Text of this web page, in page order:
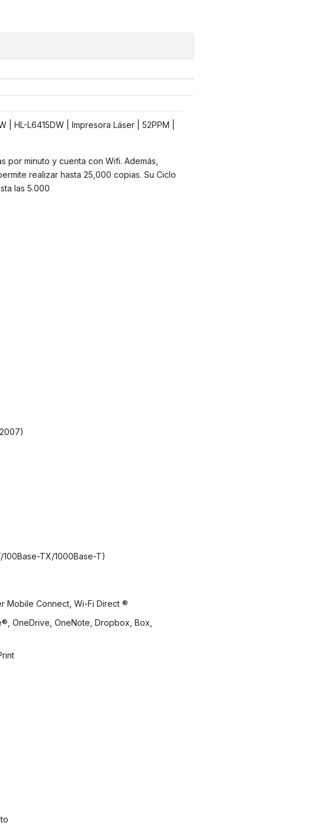
| HL-L6415DW | Impresora Láser | 52PPM |
por minuto y cuenta con Wifi. Además,
realizar hasta 25,000 copias. Su Ciclo
las 5.000
100Base-TX/1000Base-T)
Mobile Connect, Wi-Fi Direct ®
OneDrive, OneNote, Dropbox, Box,